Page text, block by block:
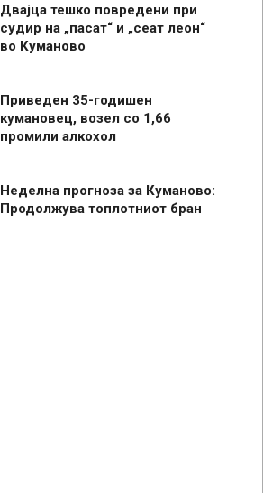
Двајца тешко повредени при
судир на „пасат“ и „сеат леон“
во Куманово
Приведен 35-годишен
кумановец, возел со 1,66
промили алкохол
Неделна прогноза за Куманово:
Продолжува топлотниот бран